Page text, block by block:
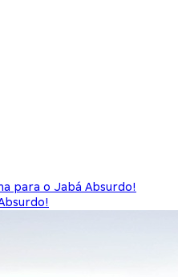
para o Jabá Absurdo!